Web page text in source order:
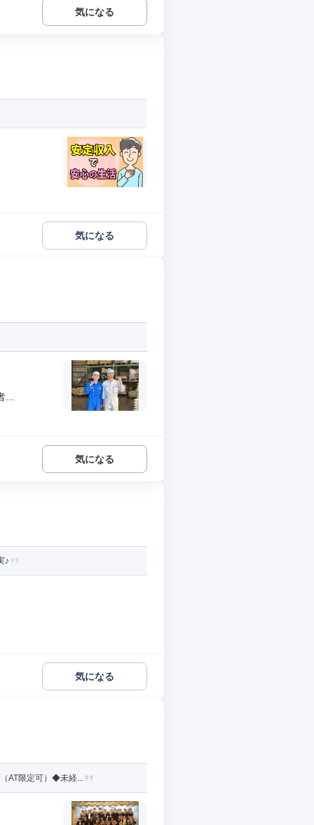
気になる
気になる
気になる
♪
気になる
AT限定可）◆未経...